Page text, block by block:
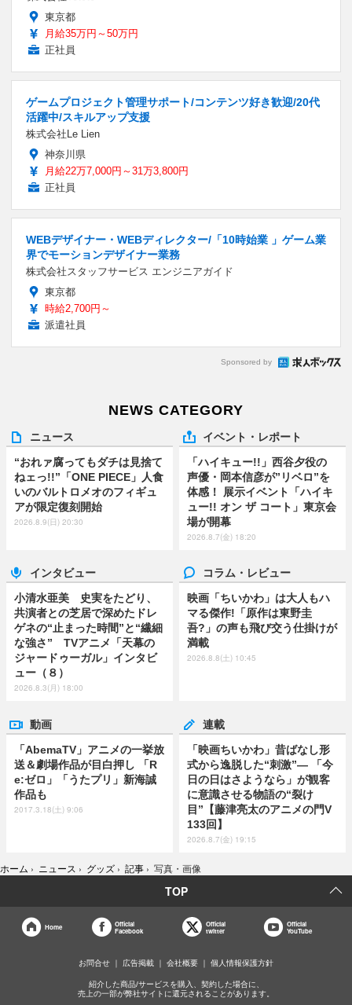
東京都
月給35万円～50万円
正社員
ゲームプロジェクト管理サポート/コンテンツ好き歓迎/20代
活躍中/スキルアップ支援
株式会社Le Lien
神奈川県
月給22万7,000円～31万3,800円
正社員
WEBデザイナー・WEBディレクター/「10時始業 」ゲーム業
界でモーションデザイナー業務
株式会社スタッフサービス エンジニアガイド
東京都
時給2,700円～
派遣社員
Sponsored by
NEWS CATEGORY
ニュース
“おれァ腐ってもダチは見捨て
ねェっ!!”「ONE PIECE」人食
いのバルトロメオのフィギュ
アが限定復刻開始
2026.8.9(日) 20:30
イベント・レポート
「ハイキュー!!」西谷夕役の
声優・岡本信彦が”リベロ”を
体感！ 展示イベント「ハイキ
ュー!! オン ザ コート」東京会
場が開幕
2026.8.7(金) 18:20
インタビュー
小清水亜美 史実をたどり、
共演者との芝居で深めたドレ
ゲネの“止まった時間”と“繊細
な強さ” TVアニメ「天幕の
ジャードゥーガル」インタビ
ュー（８）
2026.8.3(月) 18:00
コラム・レビュー
映画「ちいかわ」は大人もハ
マる傑作!「原作は東野圭
吾?」の声も飛び交う仕掛けが
満載
2026.8.8(土) 10:45
動画
「AbemaTV」アニメの一挙放
送＆劇場作品が目白押し 「R
e:ゼロ」「うたプリ」新海誠
作品も
2017.3.18(土) 9:06
連載
「映画ちいかわ」昔ばなし形
式から逸脱した“刺激”― 「今
日の日はさようなら」が観客
に意識させる物語の“裂け
目”【藤津亮太のアニメの門V
133回】
2026.8.7(金) 19:15
ホーム › ニュース › グッズ › 記事 › 写真・画像
TOP
Home
Official
Facebook
Official
twitter
Official
YouTube
お問合せ 広告掲載 会社概要 個人情報保護方針
紹介した商品/サービスを購入、契約した場合に、
売上の一部が弊社サイトに還元されることがあります。